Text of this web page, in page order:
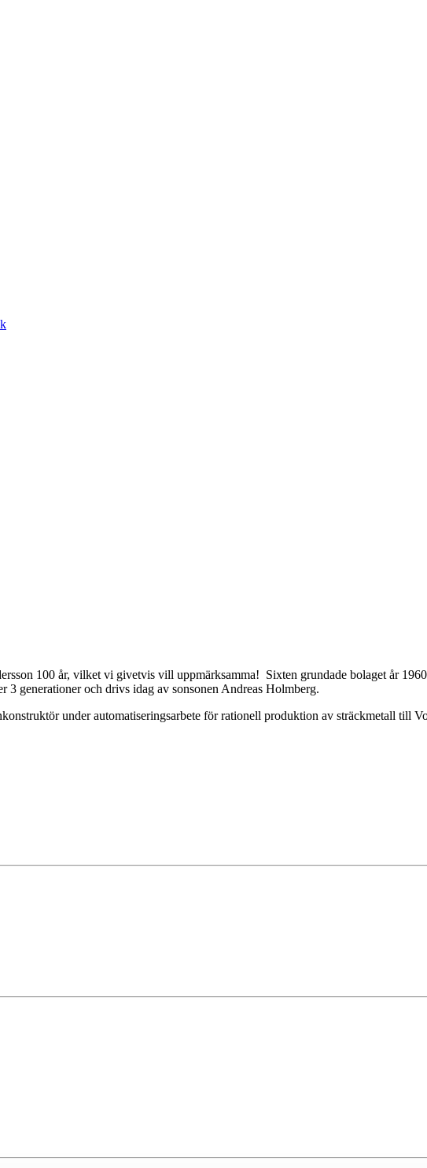
100 år, vilket vi givetvis vill uppmärksamma! Sixten grundade bolaget år
3 generationer och drivs idag av sonsonen Andreas Holmberg.
under automatiseringsarbete för rationell produktion av sträckmetall till